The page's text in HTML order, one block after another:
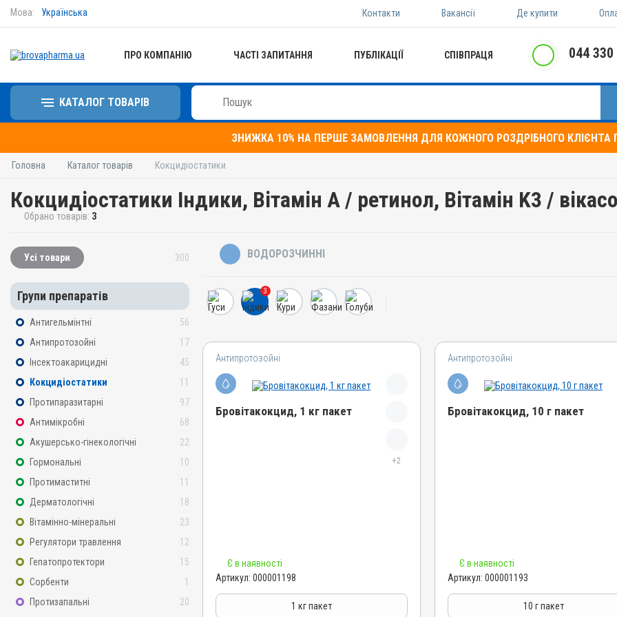
Мова: Українська Контакти Вакансії Де купити
ПРО КОМПАНІЮ ЧАСТІ ЗАПИТАННЯ ПУБЛІКАЦІЇ СПІВПРАЦЯ 044
КАТАЛОГ ТОВАРІВ
ЗНИЖКА 10% НА ПЕРШЕ ЗАМОВЛЕННЯ ДЛЯ КОЖНОГО РОЗДРІБНОГО КЛІЄНТА
Головна Каталог товарів Кокцидіостатики
Кокцидіостатики Індики, Вітамін A / ретинол, Вітамін K3 /
Обрано товарів: 3
Усі товари 300
Групи препаратів
Антигельмінтні
56
Антипротозойні
17
Інсектоакарицидні
45
Кокцидіостатики
11
Протипаразитарні
97
Антимікробні
68
Акушерсько-гінекологічні
22
Гормональні
10
Протимаститні
11
Дерматологічні
18
Вітамінно-мінеральні
23
Регулятори травлення
12
Гепатопротектори
15
Сорбенти
1
Протизапальні
20
ВОДОРОЗЧИННІ
3
Антипротозойні
Бровітакокцид, 1 кг пакет
+2
АВ-01156-01-10
Антипротозойні, Протипаразитарні,
Є в наявності
Артикул: 000001198
1 кг пакет
Антипротозойні
Бровітакокцид, 10 г пакет
АВ-01156-01-10
Антипротозойні, Протипаразитарні,
Є в наявності
Артикул: 000001193
10 г пакет